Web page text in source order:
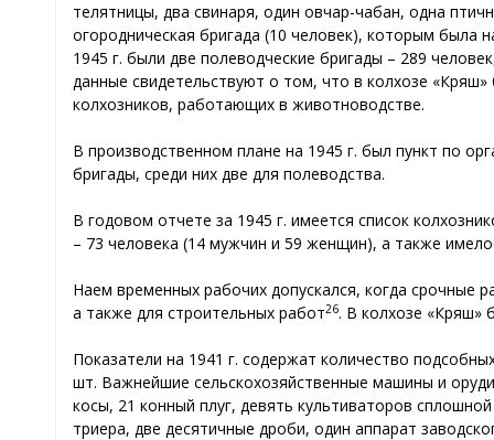
телятницы, два свинаря, один овчар-чабан, одна
огородническая бригада (10 человек), которым была
1945 г. были две полеводческие бригады – 289
данные свидетельствуют о том, что в колхозе
колхозников, работающих в животноводстве.
В производственном плане на 1945 г. был пункт по
бригады, среди них две для полеводства.
В годовом отчете за 1945 г. имеется список
– 73 человека (14 мужчин и 59 женщин), а также
Наем временных рабочих допускался, когда срочные
а также для строительных работ26. В колхозе «Кряш»
Показатели на 1941 г. содержат количество
шт. Важнейшие сельскохозяйственные машины и
косы, 21 конный плуг, девять культиваторов
триера, две десятичные дроби, один аппарат